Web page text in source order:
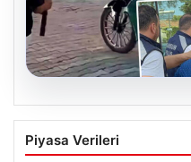
06.08.2026
Rapçi Keskin’e
Nedeniyle Gözaltı
Piyasa Verileri